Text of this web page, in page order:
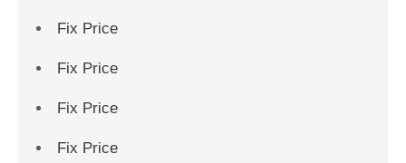
Fix Price
Fix Price
Fix Price
Fix Price